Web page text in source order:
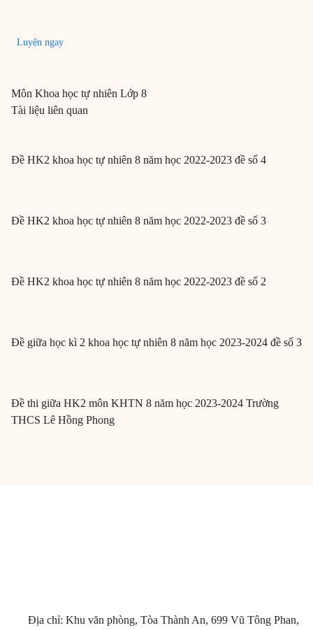
Luyện ngay
Môn Khoa học tự nhiên Lớp 8
Tài liệu liên quan
Đề HK2 khoa học tự nhiên 8 năm học 2022-2023 đề số 4
Đề HK2 khoa học tự nhiên 8 năm học 2022-2023 đề số 3
Đề HK2 khoa học tự nhiên 8 năm học 2022-2023 đề số 2
Đề giữa học kì 2 khoa học tự nhiên 8 năm học 2023-2024 đề số 3
Đề thi giữa HK2 môn KHTN 8 năm học 2023-2024 Trường
THCS Lê Hồng Phong
Địa chỉ: Khu văn phòng, Tòa Thành An, 699 Vũ Tông Phan,